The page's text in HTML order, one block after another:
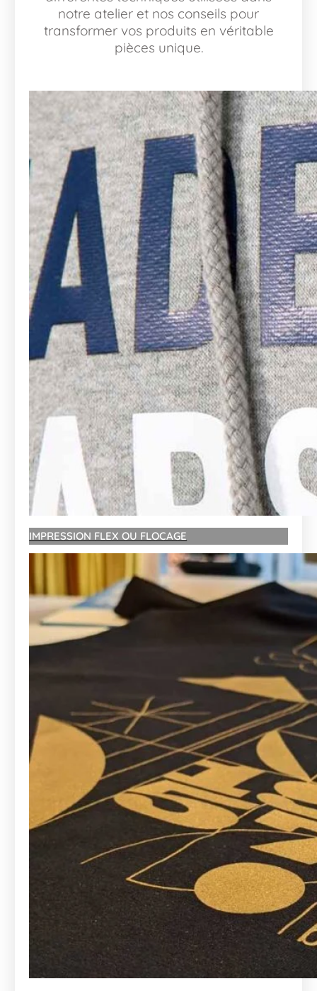
notre atelier et nos conseils pour
transformer vos produits en véritable
pièces unique.
IMPRESSION FLEX OU FLOCAGE